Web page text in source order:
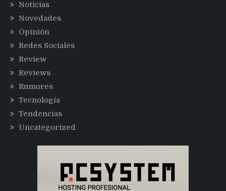
Noticias
Novedades
Opinión
Redes Sociales
Review
Reviews
Rumores
Tecnología
Tendencias
Uncategorized